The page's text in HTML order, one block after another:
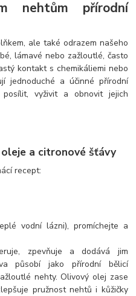
nehtům přírodní
ale také odrazem našeho
lámavé nebo zažloutlé, často
kontakt s chemikáliemi nebo
jednoduché a účinné přírodní
vyživit a obnovit jejich
a citronové šťávy
recept:
vodní lázni), promíchejte a
zpevňuje a dodává jim
působí jako přírodní bělicí
nehty. Olivový olej zase
pružnost nehtů i kůžičky